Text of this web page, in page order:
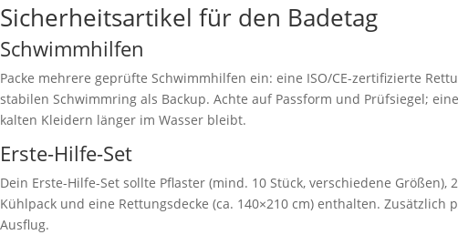
Sicherheitsartikel für den Badetag
Schwimmhilfen
Packe mehrere geprüfte Schwimmhilfen ein: eine ISO/CE-zertifizierte
stabilen Schwimmring als Backup. Achte auf Passform und Prüfsiegel;
kalten Kleidern länger im Wasser bleibt.
Erste-Hilfe-Set
Dein Erste-Hilfe-Set sollte Pflaster (mind. 10 Stück, verschiedene
Kühlpack und eine Rettungsdecke (ca. 140×210 cm) enthalten.
Ausflug.